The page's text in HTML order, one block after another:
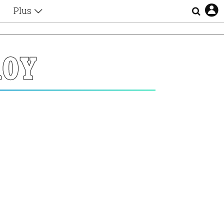
Plus
Αφιερώματα
Ζώδια